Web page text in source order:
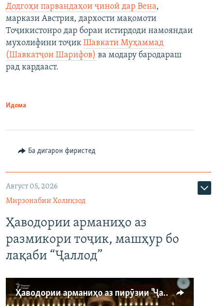
Додгоҳи парвандаҳои ҷиноӣ дар Вена,
маркази Австрия, дархости мақомоти
Тоҷикистонро дар бораи истирдоди намояндаи
мухолифини тоҷик Шавкати Муҳаммад
(Шавкатҷон Шарифов) ва модару бародараш
рад кардааст.
Идома
Ба дигарон фиристед
Август 05, 2026
Мирзонабии Холиқзод
Ҳаводории арманиҳо аз
размикори тоҷик, машҳур бо
лақаби “Ҷаллод”
Ҳаводории арманиҳо аз пирӯзии "Ҷаллод"-и тоҷик